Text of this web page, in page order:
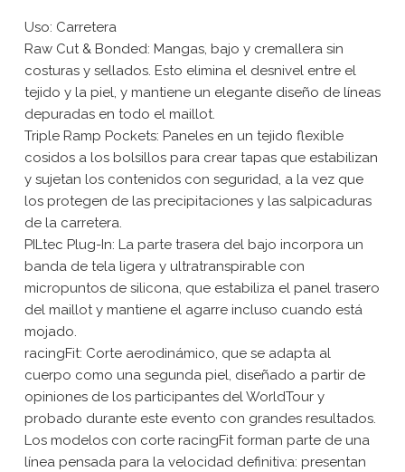
Uso: Carretera
Raw Cut & Bonded: Mangas, bajo y cremallera sin
costuras y sellados. Esto elimina el desnivel entre el
tejido y la piel, y mantiene un elegante diseño de líneas
depuradas en todo el maillot.
Triple Ramp Pockets: Paneles en un tejido flexible
cosidos a los bolsillos para crear tapas que estabilizan
y sujetan los contenidos con seguridad, a la vez que
los protegen de las precipitaciones y las salpicaduras
de la carretera.
PILtec Plug-In: La parte trasera del bajo incorpora un
banda de tela ligera y ultratranspirable con
micropuntos de silicona, que estabiliza el panel trasero
del maillot y mantiene el agarre incluso cuando está
mojado.
racingFit: Corte aerodinámico, que se adapta al
cuerpo como una segunda piel, diseñado a partir de
opiniones de los participantes del WorldTour y
probado durante este evento con grandes resultados.
Los modelos con corte racingFit forman parte de una
línea pensada para la velocidad definitiva: presentan